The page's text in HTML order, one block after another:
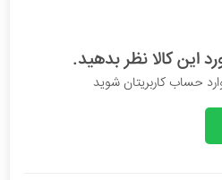
این کالا نظر بدهید.
حساب کاربریتان شوید